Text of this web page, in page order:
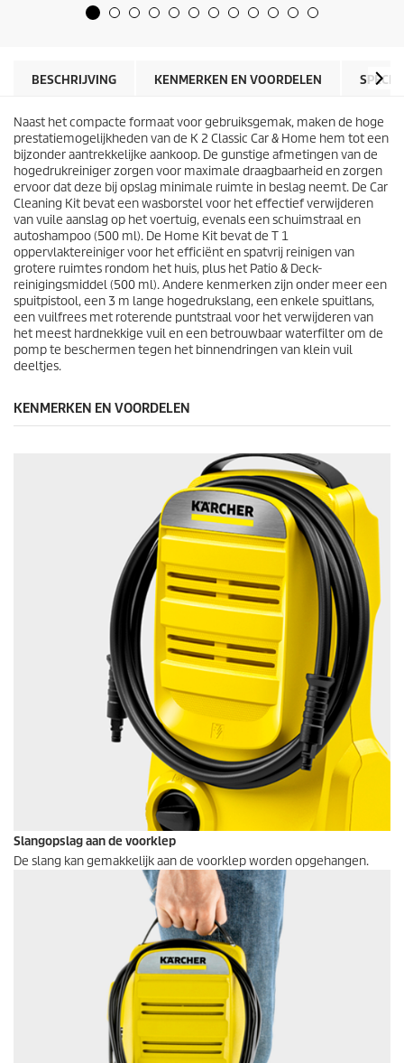
s
n
.
9
b
e
o
o
r
d
e
l
i
n
g
e
n
BESCHRIJVING KENMERKEN EN VOORDELEN
Naast het compacte formaat voor gebruiksgemak, maken de hoge
prestatiemogelijkheden van de K 2 Classic Car & Home hem tot een
bijzonder aantrekkelijke aankoop. De gunstige afmetingen van de
hogedrukreiniger zorgen voor maximale draagbaarheid en zorgen
ervoor dat deze bij opslag minimale ruimte in beslag neemt. De Car
Cleaning Kit bevat een wasborstel voor het effectief verwijderen
van vuile aanslag op het voertuig, evenals een schuimstraal en
autoshampoo (500 ml). De Home Kit bevat de T 1
oppervlaktereiniger voor het efficiënt en spatvrij reinigen van
grotere ruimtes rondom het huis, plus het Patio & Deck-
reinigingsmiddel (500 ml). Andere kenmerken zijn onder meer een
spuitpistool, een 3 m lange hogedrukslang, een enkele spuitlans,
een vuilfrees met roterende puntstraal voor het verwijderen van
het meest hardnekkige vuil en een betrouwbaar waterfilter om de
pomp te beschermen tegen het binnendringen van klein vuil
deeltjes.
KENMERKEN EN VOORDELEN
Slangopslag aan de voorklep
De slang kan gemakkelijk aan de voorklep worden opgehangen.